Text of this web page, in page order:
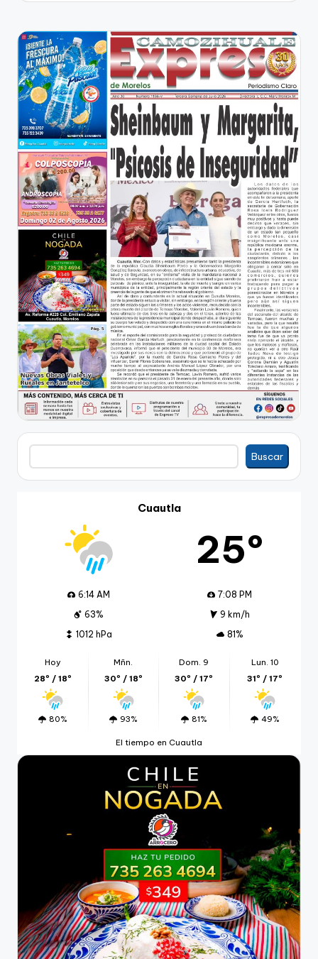
Buscar
Buscar
Cuautla
25º
6:14 AM
7:08 PM
63%
9 km/h
1012 hPa
81%
Hoy
28º / 18º
80%
Mñn.
30º / 18º
93%
Dom. 9
30º / 17º
81%
Lun. 10
31º / 17º
49%
El tiempo en Cuautla